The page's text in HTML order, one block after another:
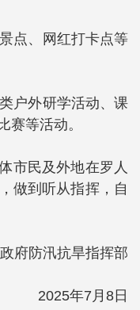
点、网红打卡点等
户外研学活动、课
赛等活动。
市民及外地在罗人
做到听从指挥，自
府防汛抗旱指挥部
2025年7月8日